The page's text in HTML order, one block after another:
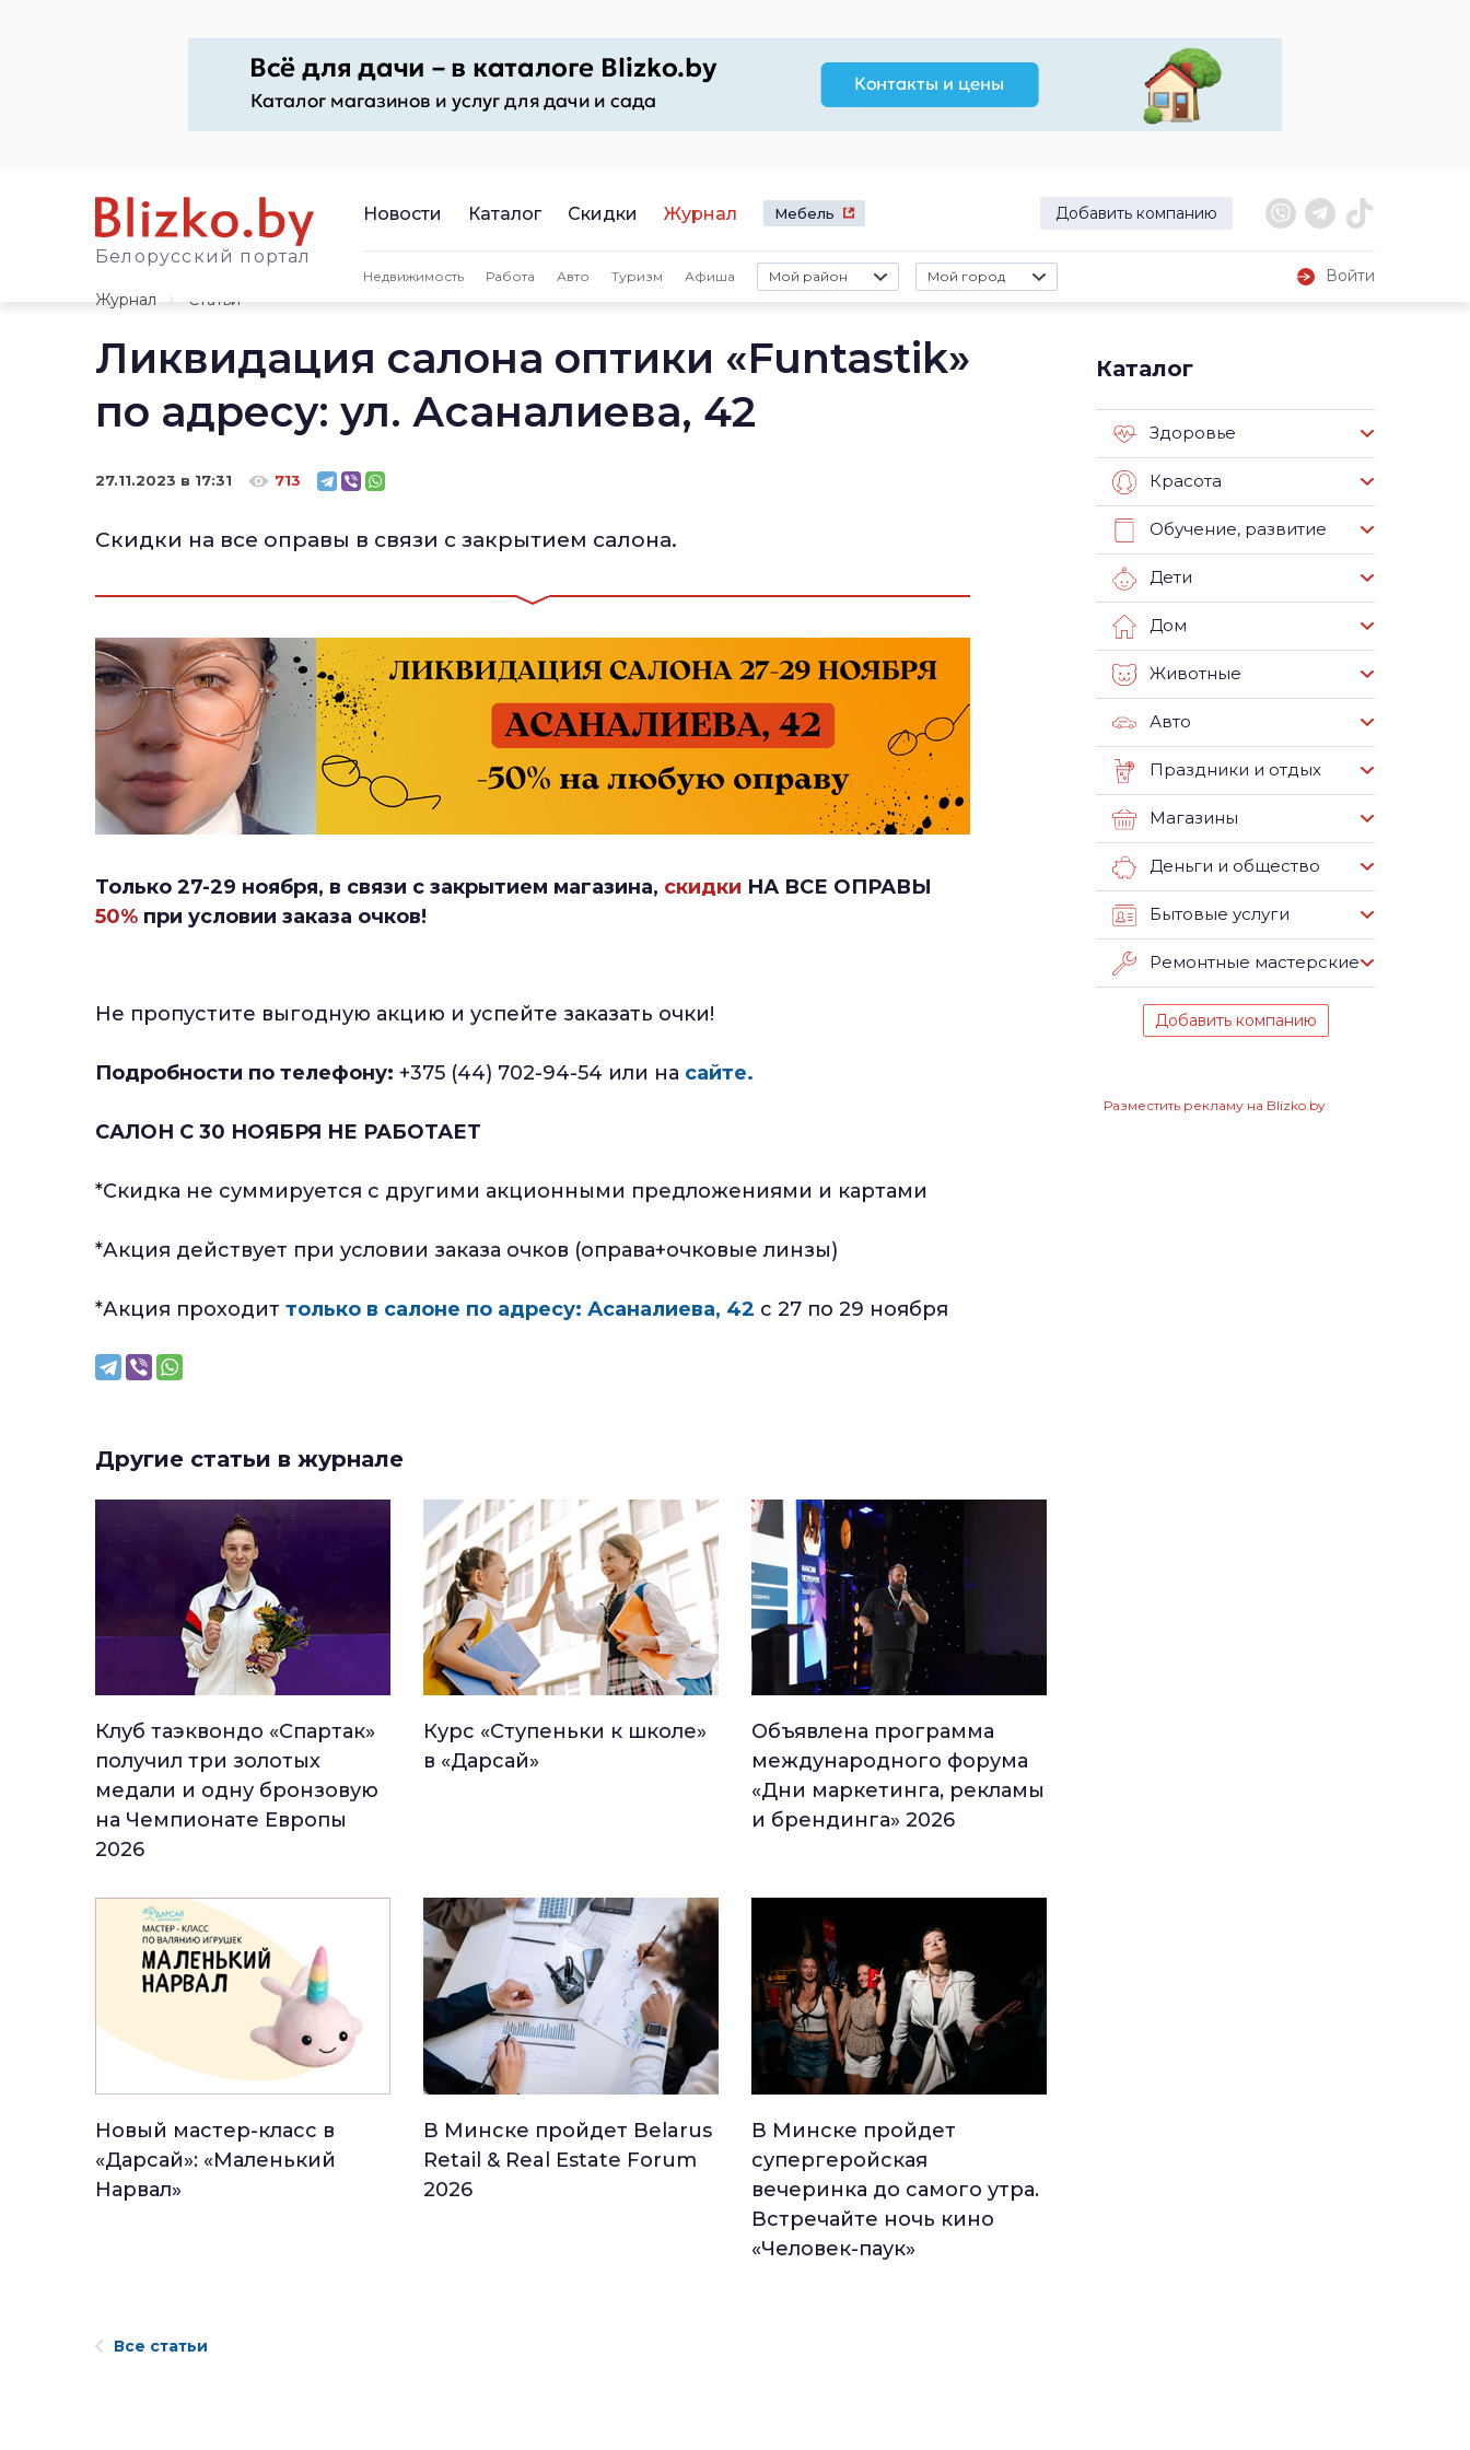
Белорусский портал
Новости Каталог Скидки Журнал Мебель Добавить компанию
Недвижимость Работа Авто Туризм Афиша Мой район Мой город
Войти
Журнал
Статьи
Ликвидация салона оптики «Funtastik»
по адресу: ул. Асаналиева, 42
27.11.2023 в 17:31 713
Скидки на все оправы в связи с закрытием салона.
Только 27-29 ноября, в связи с закрытием магазина, скидки НА ВСЕ ОПРАВЫ
50% при условии заказа очков!
Не пропустите выгодную акцию и успейте заказать очки!
Подробности по телефону: +375 (44) 702-94-54 или на сайте.
САЛОН С 30 НОЯБРЯ НЕ РАБОТАЕТ
*Скидка не суммируется с другими акционными предложениями и картами
*Акция действует при условии заказа очков (оправа+очковые линзы)
*Акция проходит только в салоне по адресу: Асаналиева, 42 с 27 по 29 ноября
Другие статьи в журнале
Клуб таэквондо «Спартак»
получил три золотых
медали и одну бронзовую
на Чемпионате Европы
2026
Курс «Ступеньки к школе»
в «Дарсай»
Объявлена программа
международного форума
«Дни маркетинга, рекламы
и брендинга» 2026
Новый мастер-класс в
«Дарсай»: «Маленький
Нарвал»
В Минске пройдет Belarus
Retail & Real Estate Forum
2026
В Минске пройдет
супергеройская
вечеринка до самого утра.
Встречайте ночь кино
«Человек-паук»
Каталог
Здоровье
Красота
Обучение, развитие
Дети
Дом
Животные
Авто
Праздники и отдых
Магазины
Деньги и общество
Бытовые услуги
Ремонтные мастерские
Добавить компанию
Разместить рекламу на Blizko.by
Все статьи